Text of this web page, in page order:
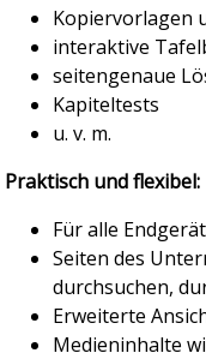
Kopiervorlagen
interaktive
seitengenaue
Kapiteltests
u. v. m.
Praktisch und flexibel:
Für alle
Seiten des
durchsuchen,
Erweiterte
Medieninhalte